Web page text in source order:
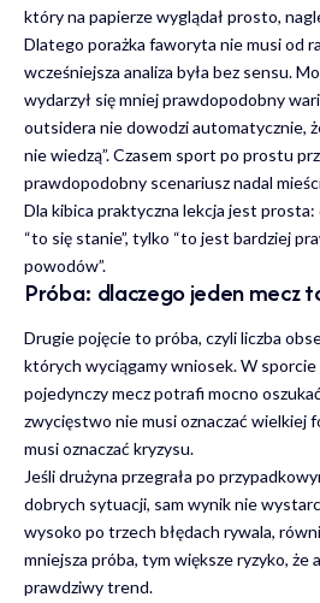
który na papierze wyglądał prosto,
Dlatego porażka faworyta nie musi od
wcześniejsza analiza była bez sensu.
wydarzył się mniej prawdopodobny
outsidera nie dowodzi automatycznie,
nie wiedzą”. Czasem sport po prostu
prawdopodobny scenariusz nadal
Dla kibica praktyczna lekcja jest
“to się stanie”, tylko “to jest bardziej
powodów”.
Próba: dlaczego jeden mecz
Drugie pojęcie to próba, czyli liczba
których wyciągamy wniosek. W
pojedynczy mecz potrafi mocno
zwycięstwo nie musi oznaczać wielkiej
musi oznaczać kryzysu.
Jeśli drużyna przegrała po
dobrych sytuacji, sam wynik nie
wysoko po trzech błędach rywala,
mniejsza próba, tym większe ryzyko, że
prawdziwy trend.